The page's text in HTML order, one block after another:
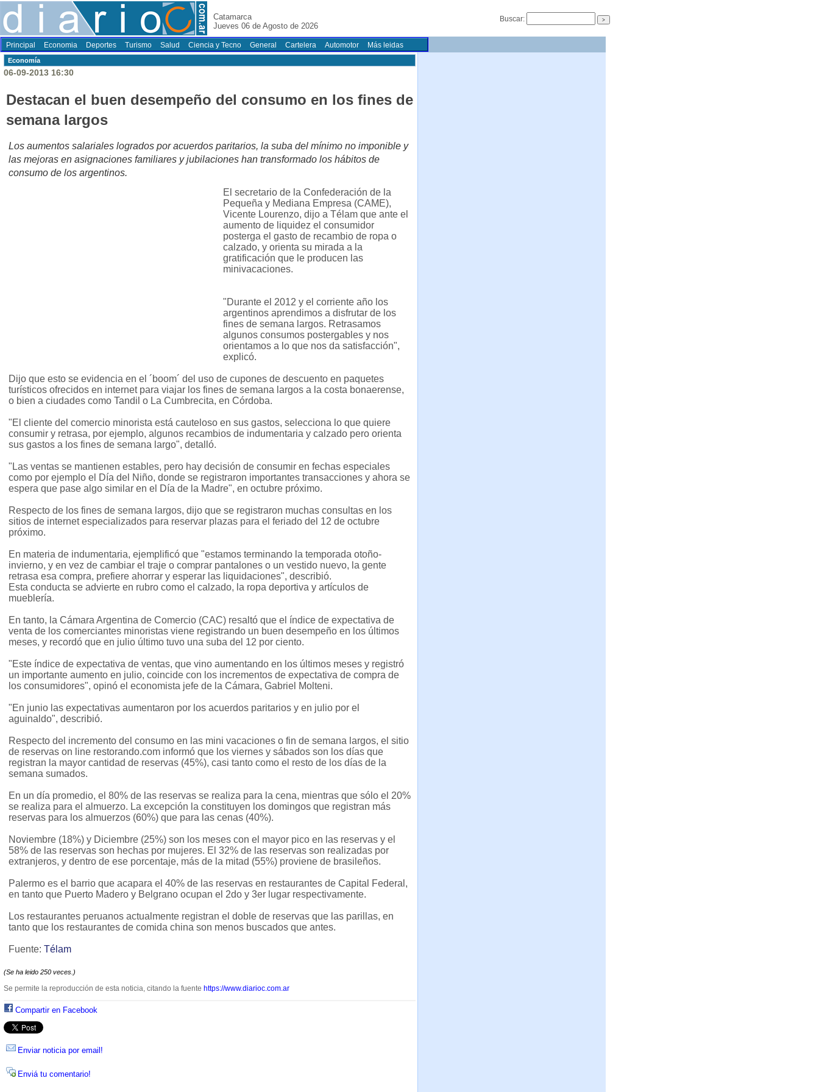
Catamarca
Jueves 06 de Agosto de 2026
Buscar:
Principal Economia Deportes Turismo Salud Ciencia y Tecno General Cartelera Automotor Más leidas
Economí­a
06-09-2013 16:30
Destacan el buen desempeño del consumo en los fines de
semana largos
Los aumentos salariales logrados por acuerdos paritarios, la suba del mínimo no imponible y
las mejoras en asignaciones familiares y jubilaciones han transformado los hábitos de
consumo de los argentinos.
El secretario de la Confederación de la
Pequeña y Mediana Empresa (CAME),
Vicente Lourenzo, dijo a Télam que ante el
aumento de liquidez el consumidor
posterga el gasto de recambio de ropa o
calzado, y orienta su mirada a la
gratificación que le producen las
minivacaciones.
"Durante el 2012 y el corriente año los
argentinos aprendimos a disfrutar de los
fines de semana largos. Retrasamos
algunos consumos postergables y nos
orientamos a lo que nos da satisfacción",
explicó.
Dijo que esto se evidencia en el ´boom´ del uso de cupones de descuento en paquetes
turísticos ofrecidos en internet para viajar los fines de semana largos a la costa bonaerense,
o bien a ciudades como Tandil o La Cumbrecita, en Córdoba.
"El cliente del comercio minorista está cauteloso en sus gastos, selecciona lo que quiere
consumir y retrasa, por ejemplo, algunos recambios de indumentaria y calzado pero orienta
sus gastos a los fines de semana largo", detalló.
"Las ventas se mantienen estables, pero hay decisión de consumir en fechas especiales
como por ejemplo el Día del Niño, donde se registraron importantes transacciones y ahora se
espera que pase algo similar en el Día de la Madre", en octubre próximo.
Respecto de los fines de semana largos, dijo que se registraron muchas consultas en los
sitios de internet especializados para reservar plazas para el feriado del 12 de octubre
próximo.
En materia de indumentaria, ejemplificó que "estamos terminando la temporada otoño-
invierno, y en vez de cambiar el traje o comprar pantalones o un vestido nuevo, la gente
retrasa esa compra, prefiere ahorrar y esperar las liquidaciones", describió.
Esta conducta se advierte en rubro como el calzado, la ropa deportiva y artículos de
mueblería.
En tanto, la Cámara Argentina de Comercio (CAC) resaltó que el índice de expectativa de
venta de los comerciantes minoristas viene registrando un buen desempeño en los últimos
meses, y recordó que en julio último tuvo una suba del 12 por ciento.
"Este índice de expectativa de ventas, que vino aumentando en los últimos meses y registró
un importante aumento en julio, coincide con los incrementos de expectativa de compra de
los consumidores", opinó el economista jefe de la Cámara, Gabriel Molteni.
"En junio las expectativas aumentaron por los acuerdos paritarios y en julio por el
aguinaldo", describió.
Respecto del incremento del consumo en las mini vacaciones o fin de semana largos, el sitio
de reservas on line restorando.com informó que los viernes y sábados son los días que
registran la mayor cantidad de reservas (45%), casi tanto como el resto de los días de la
semana sumados.
En un día promedio, el 80% de las reservas se realiza para la cena, mientras que sólo el 20%
se realiza para el almuerzo. La excepción la constituyen los domingos que registran más
reservas para los almuerzos (60%) que para las cenas (40%).
Noviembre (18%) y Diciembre (25%) son los meses con el mayor pico en las reservas y el
58% de las reservas son hechas por mujeres. El 32% de las reservas son realizadas por
extranjeros, y dentro de ese porcentaje, más de la mitad (55%) proviene de brasileños.
Palermo es el barrio que acapara el 40% de las reservas en restaurantes de Capital Federal,
en tanto que Puerto Madero y Belgrano ocupan el 2do y 3er lugar respectivamente.
Los restaurantes peruanos actualmente registran el doble de reservas que las parillas, en
tanto que los restaurantes de comida china son menos buscados que antes.
Fuente: Télam
(Se ha leido 250 veces.)
Se permite la reproducción de esta noticia, citando la fuente https://www.diarioc.com.ar
Compartir en Facebook
Enviar noticia por email!
Enviá tu comentario!